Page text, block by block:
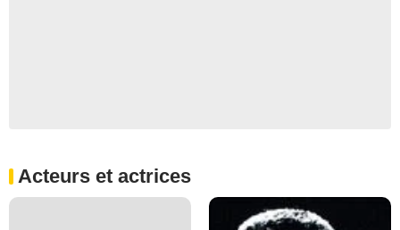
Acteurs et actrices